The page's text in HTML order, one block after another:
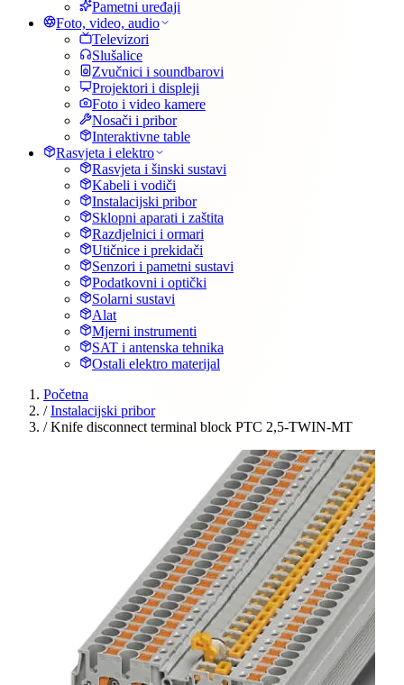
Pametni uređaji
Foto, video, audio
Televizori
Slušalice
Zvučnici i soundbarovi
Projektori i displeji
Foto i video kamere
Nosači i pribor
Interaktivne table
Rasvjeta i elektro
Rasvjeta i šinski sustavi
Kabeli i vodiči
Instalacijski pribor
Sklopni aparati i zaštita
Razdjelnici i ormari
Utičnice i prekidači
Senzori i pametni sustavi
Podatkovni i optički
Solarni sustavi
Alat
Mjerni instrumenti
SAT i antenska tehnika
Ostali elektro materijal
Početna
/ Instalacijski pribor
/ Knife disconnect terminal block PTC 2,5-TWIN-MT